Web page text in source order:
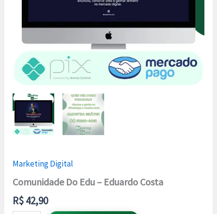
Marketing Digital
Comunidade Do Edu – Eduardo Costa
R$42,90